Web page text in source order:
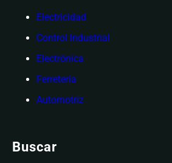
Electricidad
Control Industrial
Electrónica
Ferretería
Automotriz
Buscar